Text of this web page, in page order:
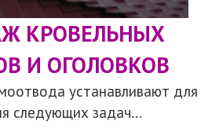
КРОВЕЛЬНЫХ
И ОГОЛОВКОВ
устанавливают для
следующих задач...